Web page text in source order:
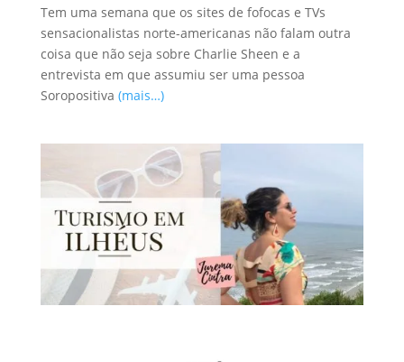
Tem uma semana que os sites de fofocas e TVs
sensacionalistas norte-americanas não falam outra
coisa que não seja sobre Charlie Sheen e a
entrevista em que assumiu ser uma pessoa
Soropositiva (mais…)